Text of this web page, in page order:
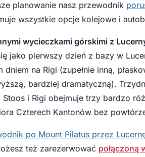
planowanie nasz przewodnik
wszystkie opcje kolejowe i
wycieczkami górskimi z
jako pierwszy dzień z bazy w
dniem na Rigi (zupełnie inną,
bardziej dramatyczną).
Stoos i Rigi obejmuje trzy bardzo
Czterech Kantonów bez
po Mount Pilatus przez
też zarezerwować połączoną